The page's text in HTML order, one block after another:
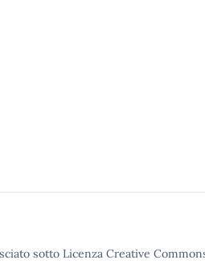
sotto Licenza Creative